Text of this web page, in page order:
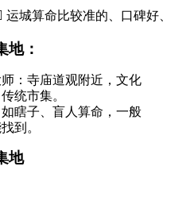
运城算命比较准的、口碑好、
地：
：寺庙道观附近，文化
统市集。
瞎子、盲人算命，一般
到。
地